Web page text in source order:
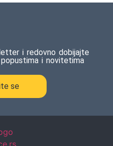
i redovno dobijajte
i novitetima
se